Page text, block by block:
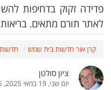
פדידה זקוק בדחיפות
לאתר תורם מתאים.
קרן אור חדשות בית שמש חדשות
ציון סולטן
יום שני, 19 במאי 2025, 14:36